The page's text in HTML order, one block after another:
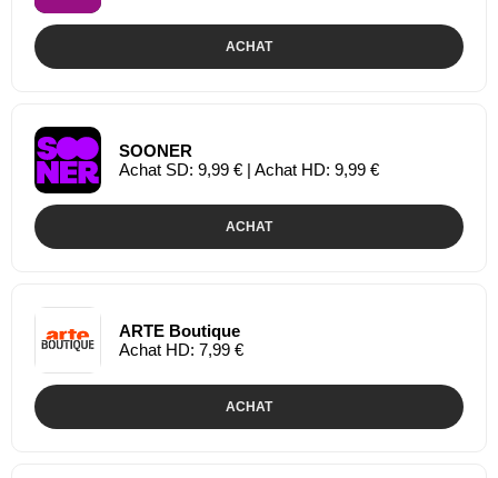
ACHAT
SOONER
Achat SD: 9,99 € | Achat HD: 9,99 €
ACHAT
ARTE Boutique
Achat HD: 7,99 €
ACHAT